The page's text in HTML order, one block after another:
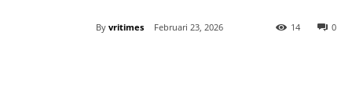
By vritimes Februari 23, 2026 0
14